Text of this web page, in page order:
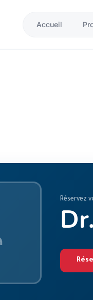
Accueil
Réservez